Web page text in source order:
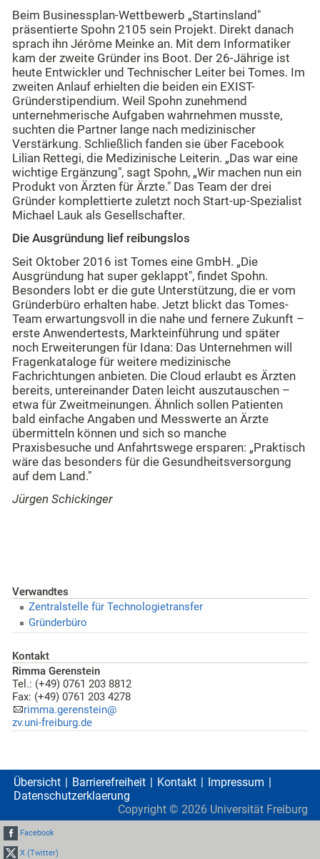
Beim Businessplan-Wettbewerb „Startinsland"
präsentierte Spohn 2105 sein Projekt. Direkt danach
sprach ihn Jérôme Meinke an. Mit dem Informatiker
kam der zweite Gründer ins Boot. Der 26-Jährige ist
heute Entwickler und Technischer Leiter bei Tomes. Im
zweiten Anlauf erhielten die beiden ein EXIST-
Gründerstipendium. Weil Spohn zunehmend
unternehmerische Aufgaben wahrnehmen musste,
suchten die Partner lange nach medizinischer
Verstärkung. Schließlich fanden sie über Facebook
Lilian Rettegi, die Medizinische Leiterin. „Das war eine
wichtige Ergänzung", sagt Spohn, „Wir machen nun ein
Produkt von Ärzten für Ärzte." Das Team der drei
Gründer komplettierte zuletzt noch Start-up-Spezialist
Michael Lauk als Gesellschafter.
Die Ausgründung lief reibungslos
Seit Oktober 2016 ist Tomes eine GmbH. „Die
Ausgründung hat super geklappt", findet Spohn.
Besonders lobt er die gute Unterstützung, die er vom
Gründerbüro erhalten habe. Jetzt blickt das Tomes-
Team erwartungsvoll in die nahe und fernere Zukunft –
erste Anwendertests, Markteinführung und später
noch Erweiterungen für Idana: Das Unternehmen will
Fragenkataloge für weitere medizinische
Fachrichtungen anbieten. Die Cloud erlaubt es Ärzten
bereits, untereinander Daten leicht auszutauschen –
etwa für Zweitmeinungen. Ähnlich sollen Patienten
bald einfache Angaben und Messwerte an Ärzte
übermitteln können und sich so manche
Praxisbesuche und Anfahrtswege ersparen: „Praktisch
wäre das besonders für die Gesundheitsversorgung
auf dem Land."
Jürgen Schickinger
Verwandtes
Zentralstelle für Technologietransfer
Gründerbüro
Kontakt
Rimma Gerenstein
Tel.: (+49) 0761 203 8812
Fax: (+49) 0761 203 4278
rimma.gerenstein@
zv.uni-freiburg.de
Übersicht Barrierefreiheit Kontakt
Impressum
Datenschutzerklaerung
Copyright © 2026 Universität Freiburg
Facebook
X (Twitter)